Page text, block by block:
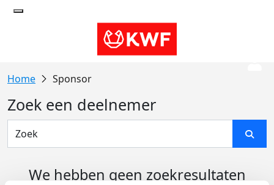
Sponsor
Zoek een deelnemer
We hebben geen zoekresultaten